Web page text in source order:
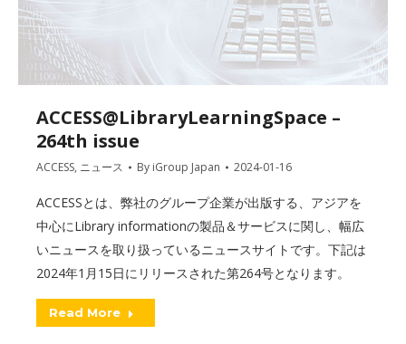
ACCESS@LibraryLearningSpace –
264th issue
ACCESS, ニュース By iGroup Japan 2024-01-16
ACCESSとは、弊社のグループ企業が出版する、アジアを
中心にLibrary informationの製品＆サービスに関し、幅広
いニュースを取り扱っているニュースサイトです。下記は
2024年1月15日にリリースされた第264号となります。
Read More